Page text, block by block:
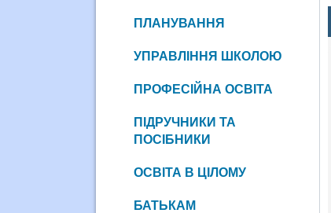
ПЛАНУВАННЯ
УПРАВЛІННЯ ШКОЛОЮ
ПРОФЕСІЙНА ОСВІТА
ПІДРУЧНИКИ ТА
ПОСІБНИКИ
ОСВІТА В ЦІЛОМУ
БАТЬКАМ